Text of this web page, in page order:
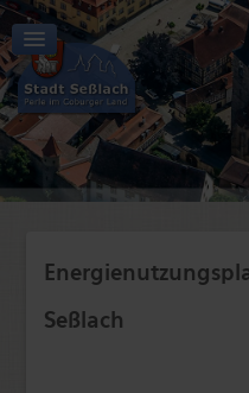
Aktuelles | Start
Wirtschaft | Verkehr
Bildung | Soziales
Seßlach